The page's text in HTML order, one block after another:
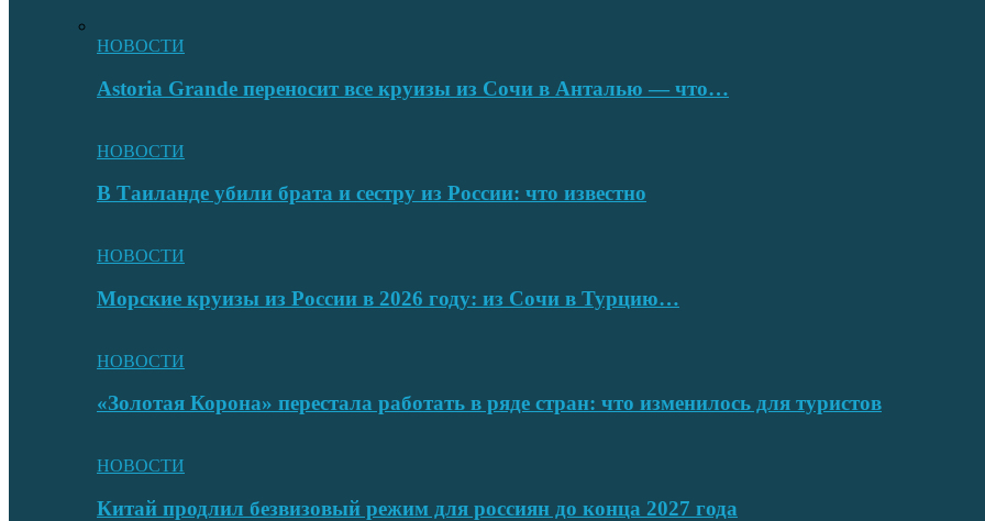
НОВОСТИ
Astoria Grande переносит все круизы из Сочи в Анталью — что…
НОВОСТИ
В Таиланде убили брата и сестру из России: что известно
НОВОСТИ
Морские круизы из России в 2026 году: из Сочи в Турцию…
НОВОСТИ
«Золотая Корона» перестала работать в ряде стран: что изменилось для туристов
НОВОСТИ
Китай продлил безвизовый режим для россиян до конца 2027 года